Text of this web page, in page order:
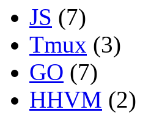
JS (7)
Tmux (3)
GO (7)
HHVM (2)